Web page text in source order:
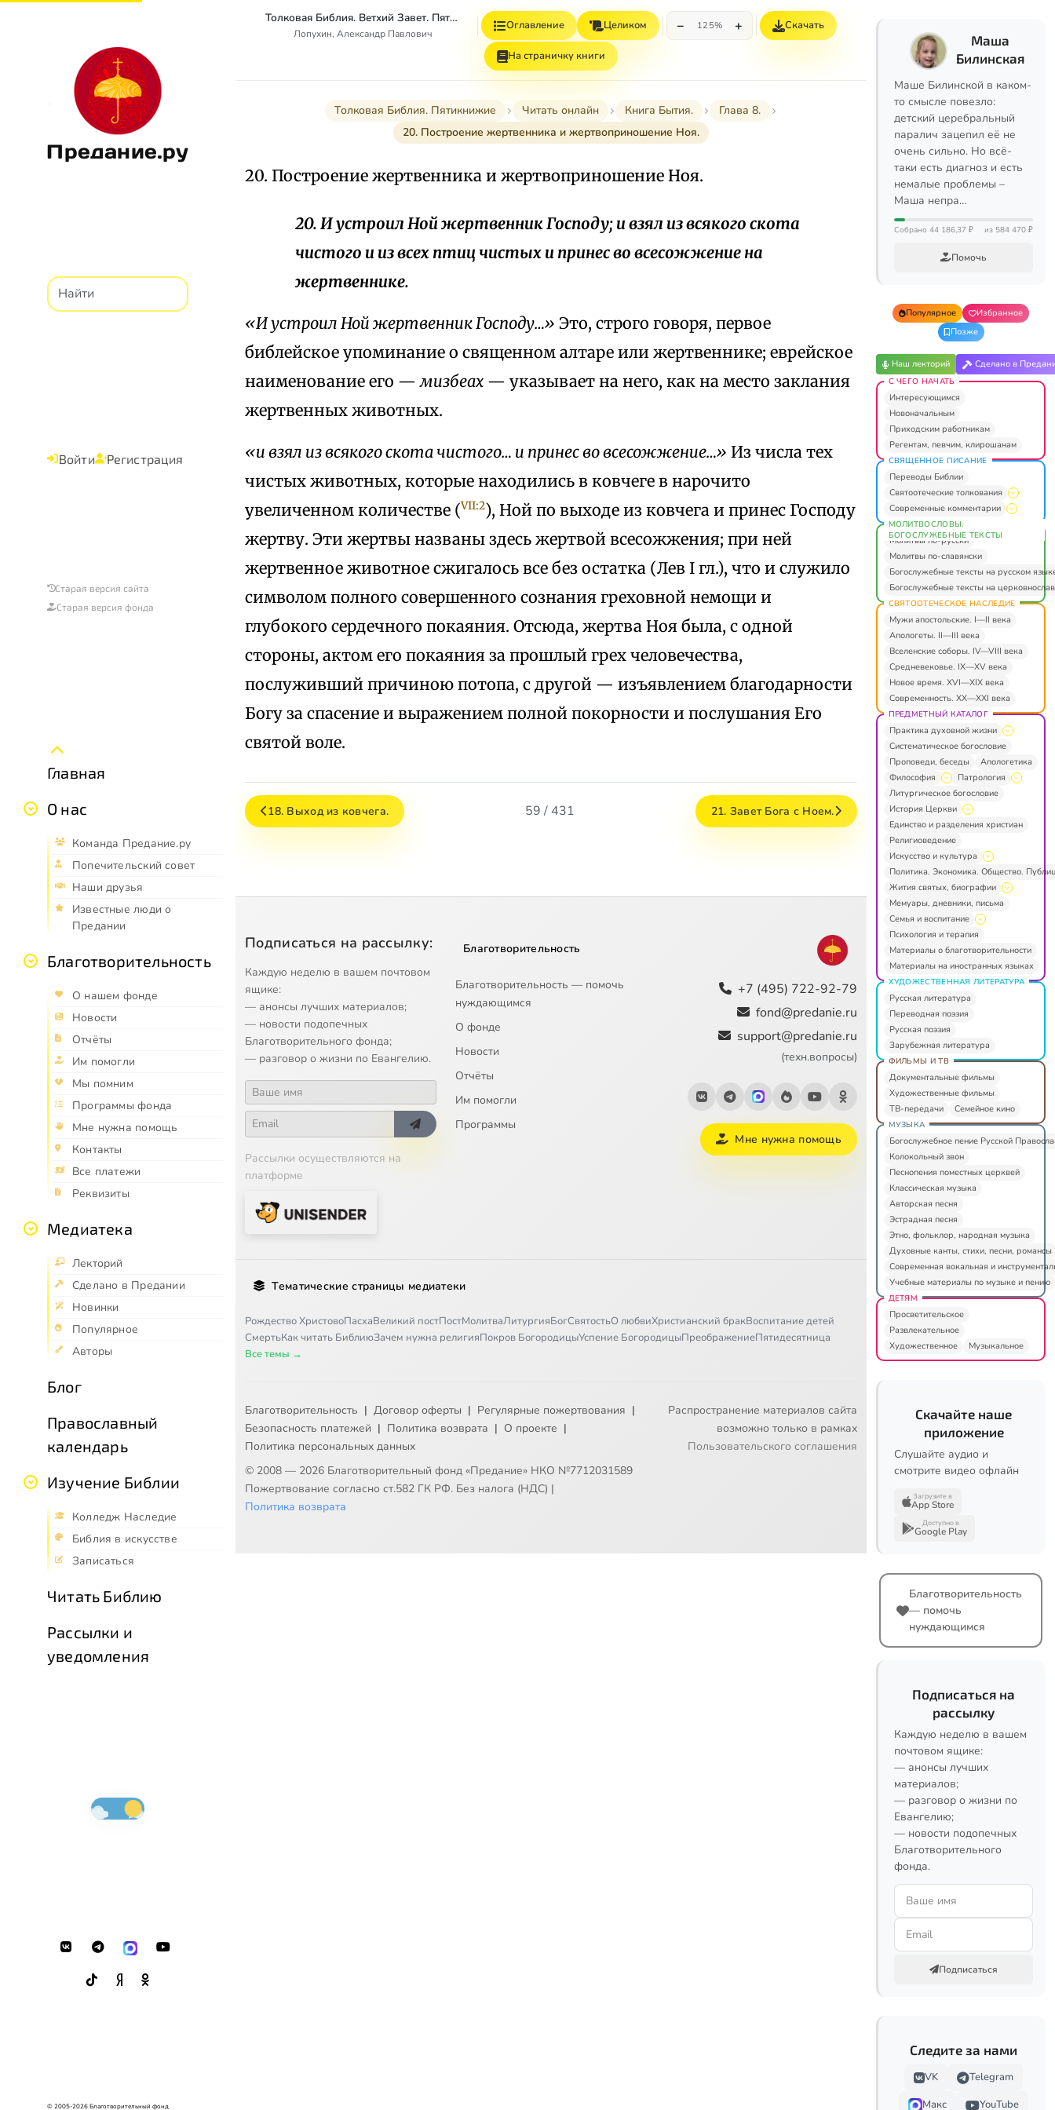
Предание.ру
Войти Регистрация
Старая версия сайта
Старая версия фонда
Главная
О нас
Команда Предание.ру
Попечительский совет
Наши друзья
Известные люди о
Предании
Благотворительность
О нашем фонде
Новости
Отчёты
Им помогли
Мы помним
Программы фонда
Мне нужна помощь
Контакты
Все платежи
Реквизиты
Медиатека
Лекторий
Сделано в Предании
Новинки
Популярное
Авторы
Блог
Православный
календарь
Изучение Библии
Колледж Наследие
Библия в искусстве
Записаться
Читать Библию
Рассылки и
уведомления
© 2005-2026 Благотворительный фонд
Толковая Библия. Ветхий Завет. Пятикнижие.
Лопухин, Александр Павлович
Оглавление Целиком − 125% + Скачать
На страничку книги
Толковая Библия. Пятикнижие Читать онлайн Книга Бытия.
Глава 8.
20. Построение жертвенника и жертвоприношение Ноя.
20. Построение жертвенника и жертвоприношение Ноя.
20. И устроил Ной жертвенник Господу; и взял из всякого скота
чистого и из всех птиц чистых и принес во всесожжение на
жертвеннике.
«И устроил Ной жертвенник Господу…» Это, строго говоря, первое
библейское упоминание о священном алтаре или жертвеннике; еврейское
наименование его —мизбеах — указывает на него, как на место заклания
жертвенных животных.
«и взял из всякого скота чистого… и принес во всесожжение…» Из числа тех
чистых животных, которые находились в ковчеге в нарочито
увеличенном количестве (VII:2), Ной по выходе из ковчега и принес Господу
жертву. Эти жертвы названы здесь жертвой всесожжения; при ней
жертвенное животное сжигалось все без остатка (Лев I гл.), что и служило
символом полного совершенного сознания греховной немощи и
глубокого сердечного покаяния. Отсюда, жертва Ноя была, с одной
стороны, актом его покаяния за прошлый грех человечества,
послуживший причиною потопа, с другой — изъявлением благодарности
Богу за спасение и выражением полной покорности и послушания Его
святой воле.
18. Выход из ковчега. 59 / 431 21. Завет Бога с Ноем.
Подписаться на рассылку:
Каждую неделю в вашем почтовом
ящике:
— анонсы лучших материалов;
— новости подопечных
Благотворительного фонда;
— разговор о жизни по Евангелию.
Рассылки осуществляются на
платформе
Благотворительность
Благотворительность — помочь
нуждающимся
О фонде
Новости
Отчёты
Им помогли
Программы
+7 (495) 722-92-79
fond@predanie.ru
support@predanie.ru
(техн.вопросы)
Мне нужна помощь
Тематические страницы медиатеки
Рождество ХристовоПасхаВеликий постПостМолитваЛитургияБогСвятостьО любвиХристианский бракВоспитание детей
СмертьКак читать БиблиюЗачем нужна религияПокров БогородицыУспение БогородицыПреображениеПятидесятница
Все темы →
Благотворительность | Договор оферты | Регулярные пожертвования |
Безопасность платежей | Политика возврата | О проекте |
Политика персональных данных
© 2008 — 2026 Благотворительный фонд «Предание» НКО №7712031589
Пожертвование согласно ст.582 ГК РФ. Без налога (НДС) |
Политика возврата
Распространение материалов сайта
возможно только в рамках
Пользовательского соглашения
Маша
Билинская
Маше Билинской в каком-
то смысле повезло:
детский церебральный
паралич зацепил её не
очень сильно. Но всё-
таки есть диагноз и есть
немалые проблемы –
Маша непра…
Собрано 44 186,37 ₽ из 584 470 ₽
Помочь
Популярное
Избранное
Позже
Наш лекторий Сделано в
С ЧЕГО НАЧАТЬ
Интересующимся
Новоначальным
Приходским работникам
Регентам, певчим, клирошанам
СВЯЩЕННОЕ ПИСАНИЕ
Переводы Библии
Святоотеческие толкования
Современные комментарии
МОЛИТВОСЛОВЫ.
БОГОСЛУЖЕБНЫЕ ТЕКСТЫ
Молитвы по-русски
Молитвы по-славянски
Богослужебные тексты на русском
Богослужебные тексты на
СВЯТООТЕЧЕСКОЕ НАСЛЕДИЕ
Мужи апостольские. I—II века
Апологеты. II—III века
Вселенские соборы. IV—VIII века
Средневековье. IX—XV века
Новое время. XVI—XIX века
Современность. XX—XXI века
ПРЕДМЕТНЫЙ КАТАЛОГ
Практика духовной жизни
Систематическое богословие
Проповеди, беседы
Апологетика
Философия
Патрология
Литургическое богословие
История Церкви
Единство и разделения христиан
Религиоведение
Искусство и культура
Политика. Экономика. Общество.
Жития святых, биографии
Мемуары, дневники, письма
Семья и воспитание
Психология и терапия
Материалы о благотворительности
Материалы на иностранных языках
ХУДОЖЕСТВЕННАЯ ЛИТЕРАТУРА
Русская литература
Переводная поэзия
Русская поэзия
Зарубежная литература
ФИЛЬМЫ И ТВ
Документальные фильмы
Художественные фильмы
ТВ-передачи
Семейное кино
МУЗЫКА
Богослужебное пение Русской
Колокольный звон
Песнопения поместных церквей
Классическая музыка
Авторская песня
Эстрадная песня
Этно, фольклор, народная музыка
Духовные канты, стихи, песни, романсы
Современная вокальная и
Учебные материалы по музыке и пению
ДЕТЯМ
Просветительское
Развлекательное
Художественное
Музыкальное
Скачайте наше
приложение
Слушайте аудио и
смотрите видео офлайн
Загрузите в
App Store
Доступно в
Google Play
Благотворительность
— помочь
нуждающимся
Подписаться на
рассылку
Каждую неделю в вашем
почтовом ящике:
— анонсы лучших
материалов;
— разговор о жизни по
Евангелию;
— новости подопечных
Благотворительного
фонда.
Подписаться
Следите за нами
VK
Telegram
Макс
YouTube